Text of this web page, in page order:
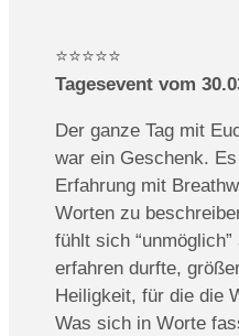
⭐️⭐️⭐️⭐️⭐️
Tagesevent vom
Der ganze Tag mit
war ein Geschenk.
Erfahrung mit
Worten zu
fühlt sich
erfahren durfte,
Heiligkeit, für die die
Was sich in Worte